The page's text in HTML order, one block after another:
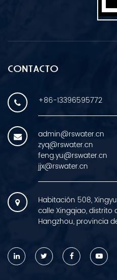
CONTACTO
+86-13396595772
admin@rswater.cn
zyq@rswater.cn
feng.yu@rswater.cn
jjx@rswater.cn
Habitación 508,
calle Xingqiao, distrito
Hangzhou, provincia